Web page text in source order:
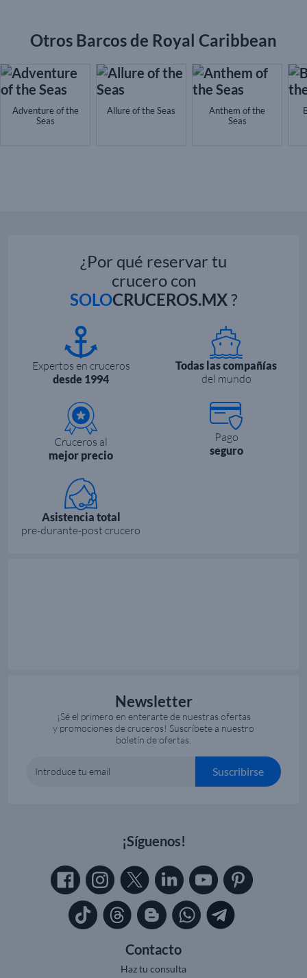
Otros Barcos de Royal Caribbean
Adventure of the
Seas
Allure of the Seas
Anthem of the
Seas
¿Por qué reservar tu
crucero con
SOLOCRUCEROS.MX?
Expertos en cruceros
desde 1994
Todas las compañías
del mundo
Cruceros al
mejor precio
Pago
seguro
Asistencia total
pre-durante-post crucero
Newsletter
¡Sé el primero en enterarte de nuestras ofertas
y promociones de cruceros! Suscríbete a nuestro
boletín de ofertas.
Introduce tu email Suscribirse
¡Síguenos!
Contacto
Haz tu consulta